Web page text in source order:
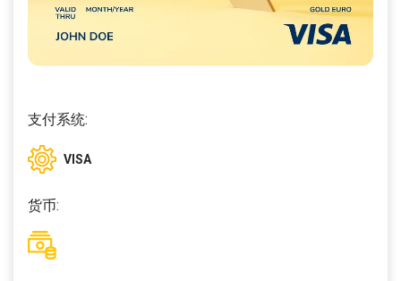
支付系统:
VISA
货币: